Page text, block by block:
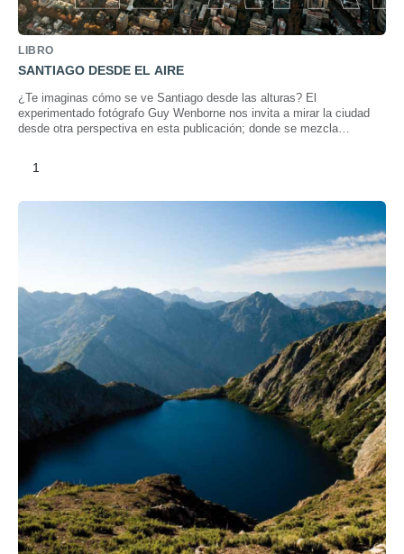
LIBRO
SANTIAGO DESDE EL AIRE
¿Te imaginas cómo se ve Santiago desde las alturas? El
experimentado fotógrafo Guy Wenborne nos invita a mirar la ciudad
desde otra perspectiva en esta publicación; donde se mezcla
1